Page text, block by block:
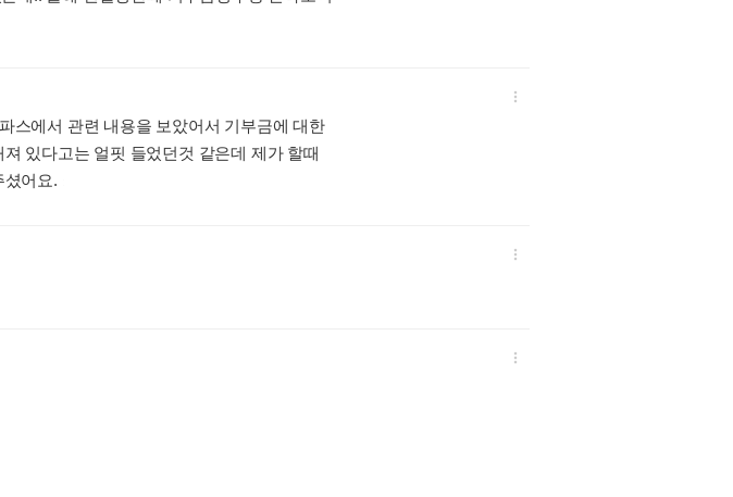
스에서 관련 내용을 보았어서 기부금에 대한
있다고는 얼핏 들었던것 같은데 제가 할때
셨어요.


